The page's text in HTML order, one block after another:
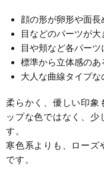
顔の形が卵形や面長
目などのパーツが大
目や頬など各パーツ
標準から立体感のあ
大人な曲線タイプ
柔らかく、優しい印象
ップな色ではなく、少
す。
寒色系よりも、ローズ
です。